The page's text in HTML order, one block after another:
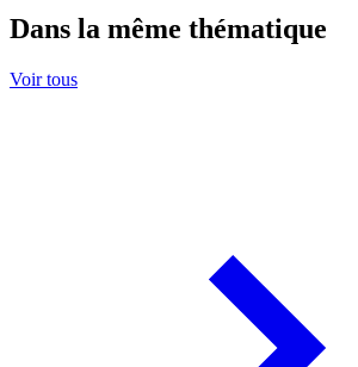
Dans la même thématique
Voir tous